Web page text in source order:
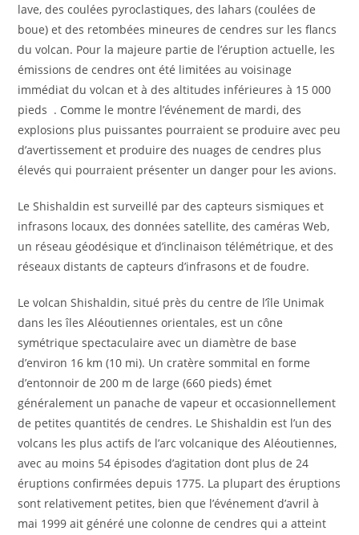
lave, des coulées pyroclastiques, des lahars (coulées de
boue) et des retombées mineures de cendres sur les flancs
du volcan. Pour la majeure partie de l’éruption actuelle, les
émissions de cendres ont été limitées au voisinage
immédiat du volcan et à des altitudes inférieures à 15 000
pieds . Comme le montre l’événement de mardi, des
explosions plus puissantes pourraient se produire avec peu
d’avertissement et produire des nuages ​​de cendres plus
élevés qui pourraient présenter un danger pour les avions.
Le Shishaldin est surveillé par des capteurs sismiques et
infrasons locaux, des données satellite, des caméras Web,
un réseau géodésique et d’inclinaison télémétrique, et des
réseaux distants de capteurs d’infrasons et de foudre.
Le volcan Shishaldin, situé près du centre de l’île Unimak
dans les îles Aléoutiennes orientales, est un cône
symétrique spectaculaire avec un diamètre de base
d’environ 16 km (10 mi). Un cratère sommital en forme
d’entonnoir de 200 m de large (660 pieds) émet
généralement un panache de vapeur et occasionnellement
de petites quantités de cendres. Le Shishaldin est l’un des
volcans les plus actifs de l’arc volcanique des Aléoutiennes,
avec au moins 54 épisodes d’agitation dont plus de 24
éruptions confirmées depuis 1775. La plupart des éruptions
sont relativement petites, bien que l’événement d’avril à
mai 1999 ait généré une colonne de cendres qui a atteint